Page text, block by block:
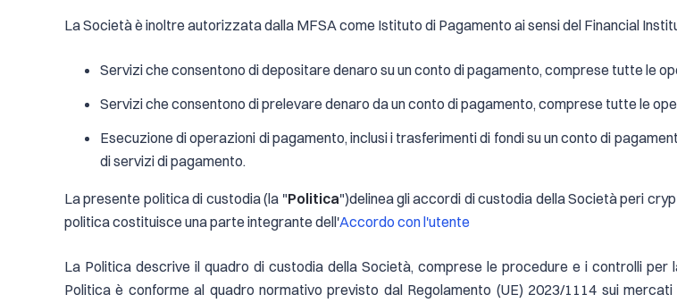
La Società è inoltre autorizzata dalla MFSA come Istituto di Pagamento ai sensi del Financial
Servizi che consentono di depositare denaro su un conto di pagamento, comprese tutte le
Servizi che consentono di prelevare denaro da un conto di pagamento, comprese tutte le
Esecuzione di operazioni di pagamento, inclusi i trasferimenti di fondi su un conto di
di servizi di pagamento.
La presente politica di custodia (la "Politica")delinea gli accordi di custodia della Società peri
politica costituisce una parte integrante dell'Accordo con l'utente
La Politica descrive il quadro di custodia della Società, comprese le procedure e i controlli
Politica è conforme al quadro normativo previsto dal Regolamento (UE) 2023/1114 sui